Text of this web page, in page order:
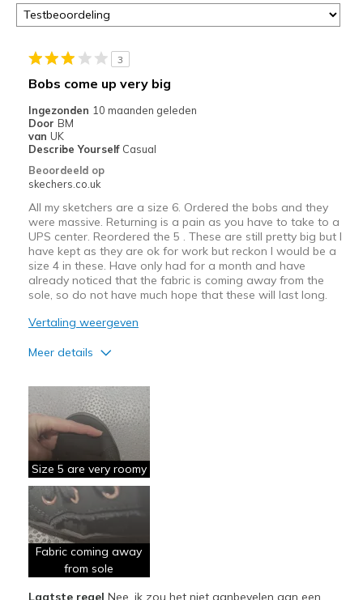
<a
href="javascript:location.href=location.pathname;">hier</a>
page
met
migratiegeschiedenis
van
de
3
Bobs come up very big
Ingezonden 10 maanden geleden
Door BM
van UK
Describe Yourself Casual
Beoordeeld op
skechers.co.uk
All my sketchers are a size 6. Ordered the bobs and they
were massive. Returning is a pain as you have to take to a
UPS center. Reordered the 5 . These are still pretty big but I
have kept as they are ok for work but reckon I would be a
size 4 in these. Have only had for a month and have
already noticed that the fabric is coming away from the
sole, so do not have much hope that these will last long.
Vertaling weergeven
Meer details
Attractive Design
Minpunten
Poor Quality
Wear Out Quickly
Beste toepassingen
Casual Wear
Width Feels true to width
Size 5 are very roomy
Fabric coming away
from sole
Laatste regel Nee, ik zou het niet aanbevelen aan een